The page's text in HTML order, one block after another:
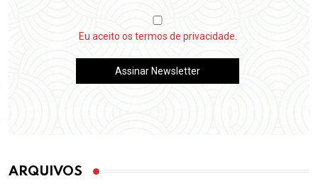
Eu aceito os termos de privacidade.
ARQUIVOS